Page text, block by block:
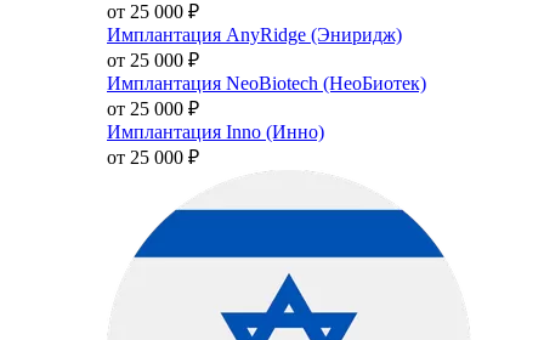
от 25 000 ₽
Имплантация AnyRidge (Эниридж)
от 25 000 ₽
Имплантация NeoBiotech (НеоБиотек)
от 25 000 ₽
Имплантация Inno (Инно)
от 25 000 ₽